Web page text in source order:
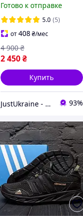
кроссовки, мужские
повседневные
кроссовки Адидас
Готово к отправке
5.0 (5)
от408₴/мес
2 450₴
4 900 ₴
Купить
JustUkraine - интернет магазин мужской и женской обуви 93%